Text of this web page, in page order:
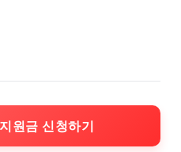
원금 신청하기